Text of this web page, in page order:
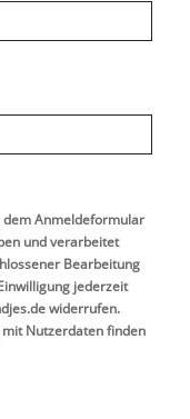
dem Anmeldeformular
und verarbeitet
Bearbeitung
jederzeit
widerrufen.
Nutzerdaten finden